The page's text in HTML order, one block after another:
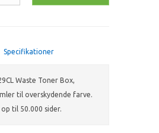
Specifikationer
Waste Toner Box,
til overskydende farve.
til 50.000 sider.